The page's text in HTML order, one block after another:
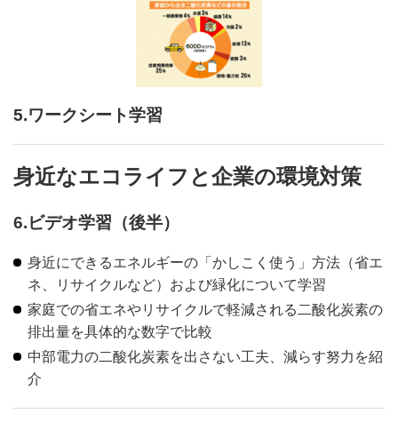
5.ワークシート学習
身近なエコライフと企業の環境対策
6.ビデオ学習（後半）
身近にできるエネルギーの「かしこく使う」方法（省エ
ネ、リサイクルなど）および緑化について学習
家庭での省エネやリサイクルで軽減される二酸化炭素の
排出量を具体的な数字で比較
中部電力の二酸化炭素を出さない工夫、減らす努力を紹
介